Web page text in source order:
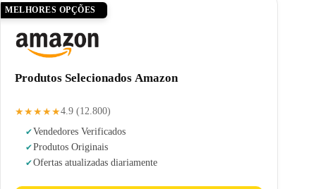
MELHORES OPÇÕES
Produtos Selecionados Amazon
★★★★★4.9 (12.800)
Vendedores Verificados
Produtos Originais
Ofertas atualizadas diariamente